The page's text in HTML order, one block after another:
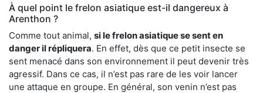
À quel point le frelon asiatique est-il dangereux à
Arenthon ?
Comme tout animal, si le frelon asiatique se sent en
danger il répliquera. En effet, dès que ce petit insecte se
sent menacé dans son environnement il peut devenir très
agressif. Dans ce cas, il n’est pas rare de les voir lancer
une attaque en groupe. En général, son venin n’est pas